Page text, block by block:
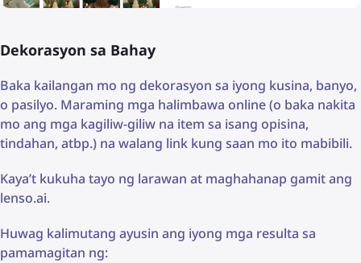
Dekorasyon sa Bahay
Baka kailangan mo ng dekorasyon sa iyong kusina, banyo,
o pasilyo. Maraming mga halimbawa online (o baka nakita
mo ang mga kagiliw-giliw na item sa isang opisina,
tindahan, atbp.) na walang link kung saan mo ito mabibili.
Kaya’t kukuha tayo ng larawan at maghahanap gamit ang
lenso.ai.
Huwag kalimutang ayusin ang iyong mga resulta sa
pamamagitan ng: